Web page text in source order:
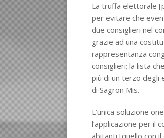
La truffa elettorale
per evitare che
due consiglieri nel
grazie ad una
rappresentanza
consiglieri; la lista
più di un terzo degli
di Sagron Mis.
L’unica soluzione
l’applicazione per il
abitanti [quello con